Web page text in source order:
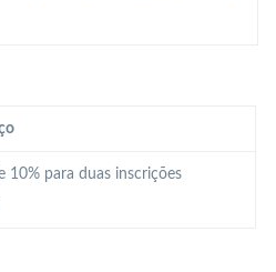
10% para duas inscrições